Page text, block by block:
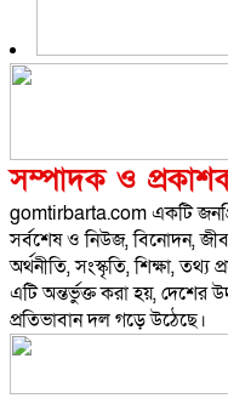
সম্পাদক ও
gomtirbarta.com একটি
সর্বশেষ ও নিউজ, বিনোদন,
অর্থনীতি, সংস্কৃতি, শিক্ষা, তথ্য
এটি অন্তর্ভুক্ত করা হয়, দেশের
প্রতিভাবান দল গড়ে উঠেছে।